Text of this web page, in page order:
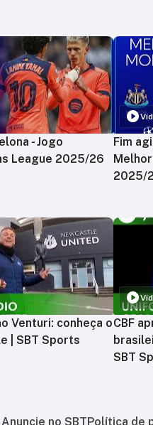
- Jogo
League 2025/26
Fim
2025/
Venturi: conheça o
| SBT Sports
CBF
SBT
Anuncie no SBT Política de